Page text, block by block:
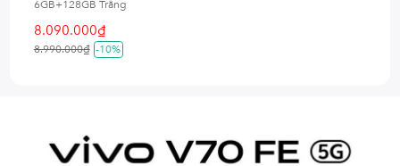
6GB+128GB Trắng
8.090.000₫
8.990.000₫ -10%